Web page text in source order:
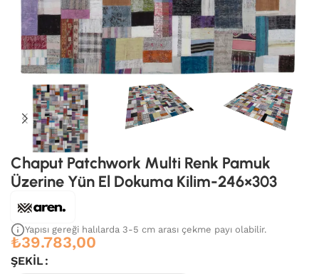
Chaput Patchwork Multi Renk Pamuk
Üzerine Yün El Dokuma Kilim-246×303
Yapısı gereği halılarda 3-5 cm arası çekme payı olabilir.
₺39.783,00
ŞEKIL